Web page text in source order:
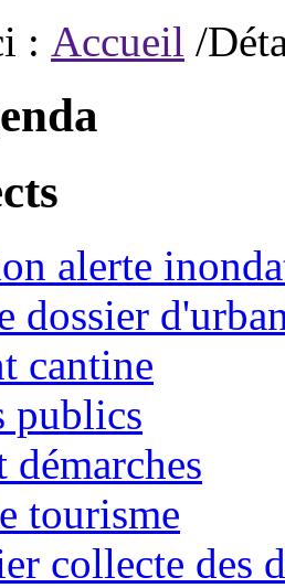
: Accueil /
alerte
dossier
cantine
publics
tourisme
collecte des